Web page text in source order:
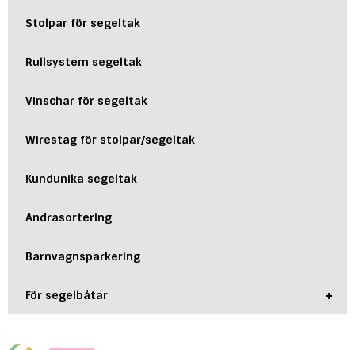
Stolpar för segeltak
Rullsystem segeltak
Vinschar för segeltak
Wirestag för stolpar/segeltak
Kundunika segeltak
Andrasortering
Barnvagnsparkering
+
För segelbåtar